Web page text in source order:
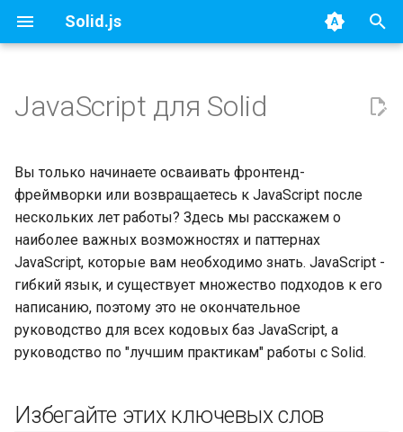
Solid.js
и
а
л
и
а
и
Избегайте этих ключевых
let и const
Vite и импорт ES6
Фабричные функции и
Деструктуризация
JavaScript для Solid
Вы только начинаете осваивать фронтенд-
фреймворки или возвращаетесь к JavaScript после
нескольких лет работы? Здесь мы расскажем о
наиболее важных возможностях и паттернах
JavaScript, которые вам необходимо знать. JavaScript -
гибкий язык, и существует множество подходов к его
написанию, поэтому это не окончательное
руководство для всех кодовых баз JavaScript, а
руководство по "лучшим практикам" работы с Solid.
Избегайте этих ключевых слов